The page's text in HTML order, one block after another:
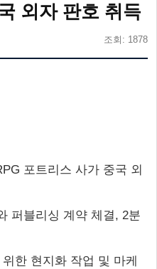
외자 판호 취득
조회: 1878
포트리스 사가 중국 외
퍼블리싱 계약 체결, 2분
한 현지화 작업 및 마케